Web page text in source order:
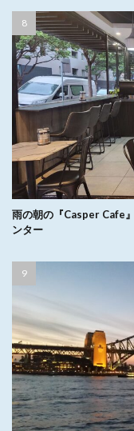
雨の朝の『Casper Cafe
ンター